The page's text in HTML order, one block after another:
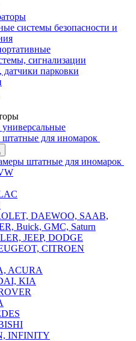
системы безопасности и
сигнализации
парковки
для иномарок
штатные для иномарок
DAEWOO, SAAB,
Buick, GMC, Saturn
JEEP, DODGE
CITROEN
ACURA
KIA
INFINITY